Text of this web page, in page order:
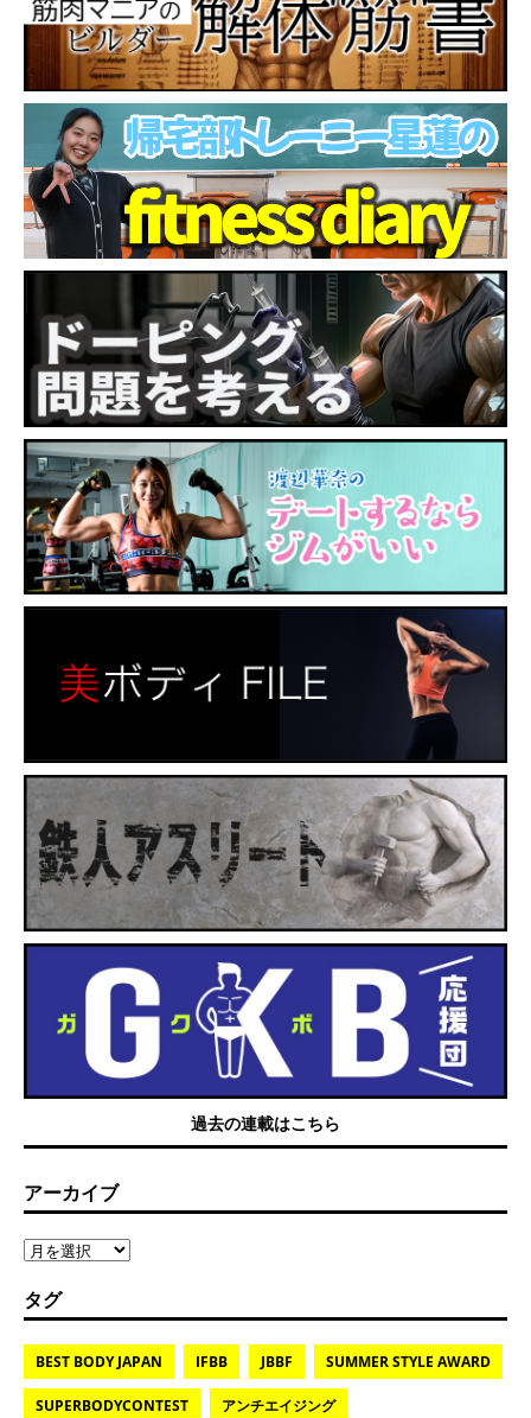
過去の連載はこちら
アーカイブ
タグ
BEST BODY JAPAN IFBB JBBF SUMMER STYLE AWARD
SUPERBODYCONTEST アンチエイジング